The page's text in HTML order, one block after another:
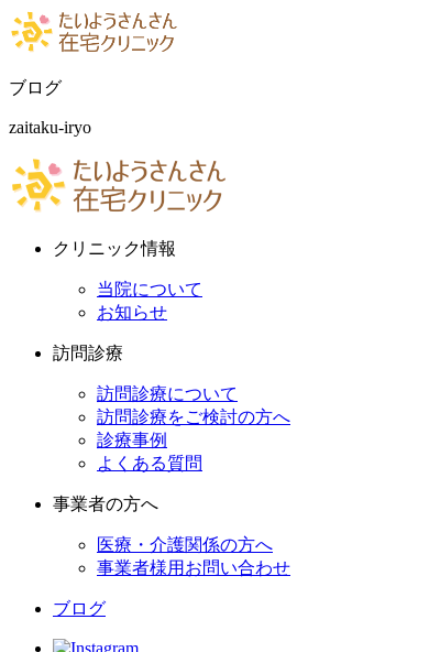
ブログ
zaitaku-iryo
クリニック情報
当院について
お知らせ
訪問診療
訪問診療について
訪問診療をご検討の方へ
診療事例
よくある質問
事業者の方へ
医療・介護関係の方へ
事業者様用お問い合わせ
ブログ